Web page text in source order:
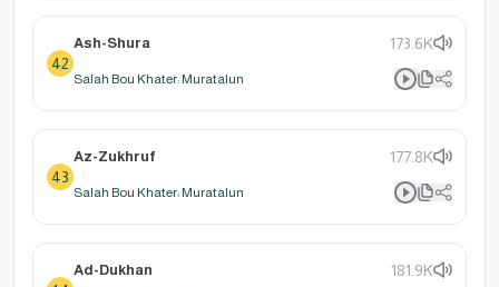
42
Ash-Shura 173.6K
Salah Bou Khater: Muratalun
43
Az-Zukhruf 177.8K
Salah Bou Khater: Muratalun
Ad-Dukhan 181.9K